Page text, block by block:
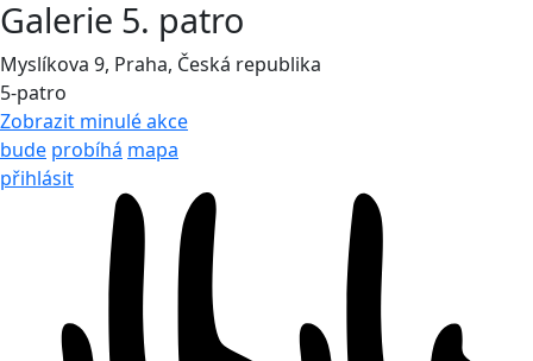
Galerie 5. patro
Myslíkova 9, Praha, Česká republika
5-patro
Zobrazit minulé akce
bude probíhá mapa
přihlásit